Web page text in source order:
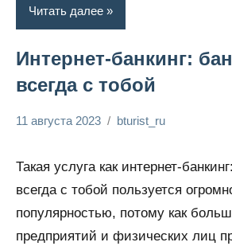
Читать далее
Интернет-банкинг:
всегда с тобой
финансы
11 августа 2023 bturist_ru
Такая услуга как интернет-
всегда с тобой пользуется
популярностью, потому как
предприятий и физических лиц